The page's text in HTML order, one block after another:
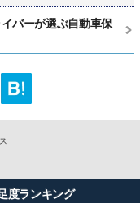
バーが選ぶ自動車保
度ランキング